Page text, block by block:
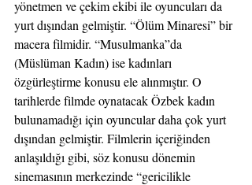
yönetmen ve çekim ekibi ile oyuncuları da
yurt dışından gelmiştir. “Ölüm Minaresi” bir
macera filmidir. “Musulmanka”da
(Müslüman Kadın) ise kadınları
özgürleştirme konusu ele alınmıştır. O
tarihlerde filmde oynatacak Özbek kadın
bulunamadığı için oyuncular daha çok yurt
dışından gelmiştir. Filmlerin içeriğinden
anlaşıldığı gibi, söz konusu dönemin
sinemasının merkezinde “gericilikle